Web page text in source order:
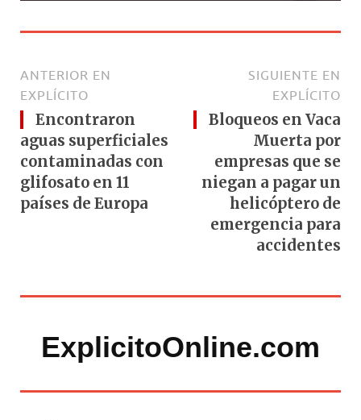
ANTERIOR EN
EXPLÍCITO
Encontraron
aguas superficiales
contaminadas con
glifosato en 11
países de Europa
SIGUIENTE EN
EXPLÍCITO
Bloqueos en Vaca
Muerta por
empresas que se
niegan a pagar un
helicóptero de
emergencia para
accidentes
ExplicitoOnline.com